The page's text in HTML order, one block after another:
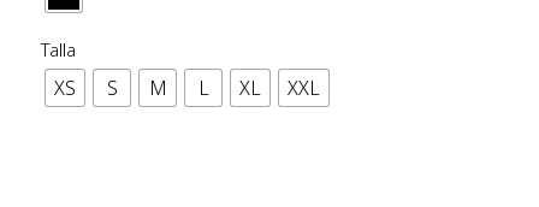
Talla
XS S M L XL XXL